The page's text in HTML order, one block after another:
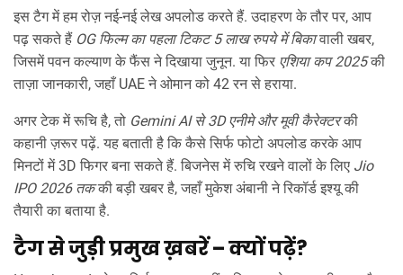
इस टैग में हम रोज़ नई-नई लेख अपलोड करते हैं. उदाहरण के तौर पर, आप
पढ़ सकते हैं OG फिल्म का पहला टिकट 5 लाख रुपये में बिकावाली खबर,
जिसमें पवन कल्याण के फैंस ने दिखाया जुनून. या फिर एशिया कप 2025की
ताज़ा जानकारी, जहाँ UAE ने ओमान को 42 रन से हराया.
अगर टेक में रूचि है, तो Gemini AI से 3D एनीमे और मूवी कैरेक्टरकी
कहानी ज़रूर पढ़ें. यह बताती है कि कैसे सिर्फ फोटो अपलोड करके आप
मिनटों में 3D फिगर बना सकते हैं. बिजनेस में रुचि रखने वालों के लिए Jio
IPO 2026 तककी बड़ी खबर है, जहाँ मुकेश अंबानी ने रिकॉर्ड इश्यू की
तैयारी का बताया है.
टैग से जुड़ी प्रमुख ख़बरें – क्यों पढ़ें?